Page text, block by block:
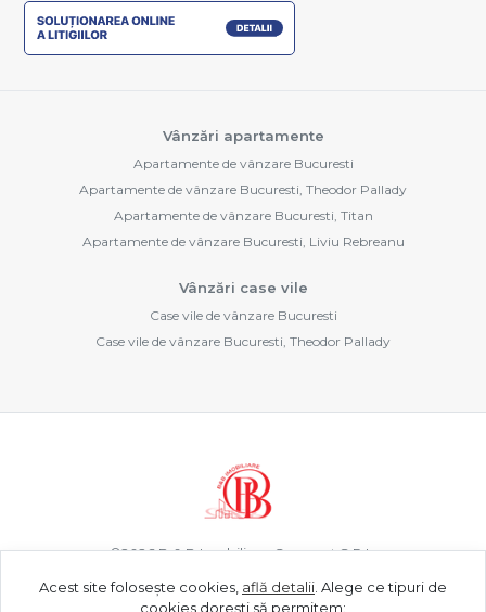
Vânzări apartamente
Apartamente de vânzare Bucuresti
Apartamente de vânzare Bucuresti, Theodor Pallady
Apartamente de vânzare Bucuresti, Titan
Apartamente de vânzare Bucuresti, Liviu Rebreanu
Vânzări case vile
Case vile de vânzare Bucuresti
Case vile de vânzare Bucuresti, Theodor Pallady
©2026B & B Imobiliare Concept S.R.L.
Acest site folosește cookies, află detalii Alege ce tipuri de
cookies dorești să permitem: